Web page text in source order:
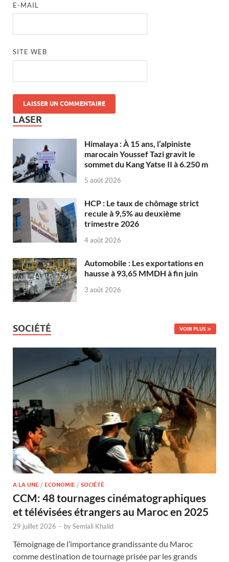
E-MAIL
SITE WEB
LASER
Himalaya : À 15 ans, l’alpiniste
marocain Youssef Tazi gravit le
sommet du Kang Yatse II à 6.250 m
5 août 2026
HCP : Le taux de chômage strict
recule à 9,5% au deuxième
trimestre 2026
4 août 2026
Automobile : Les exportations en
hausse à 93,65 MMDH à fin juin
3 août 2026
SOCIÉTÉ VOIR PLUS
A LA UNE / ECONOMIE / SOCIÉTÉ
CCM: 48 tournages cinématographiques
et télévisées étrangers au Maroc en 2025
29 juillet 2026 - bySemlali Khalid
Témoignage de l’importance grandissante du Maroc
comme destination de tournage prisée par les grands